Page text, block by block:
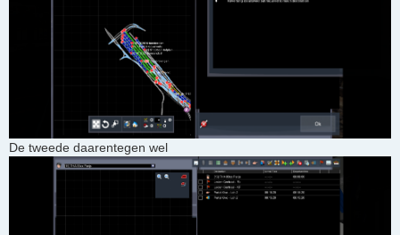
De tweede daarentegen wel